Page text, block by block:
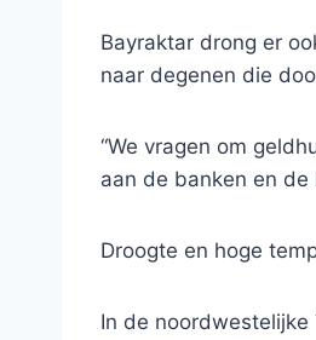
Bayraktar drong er
naar degenen die
“We vragen om
aan de banken en
Droogte en hoge
In de